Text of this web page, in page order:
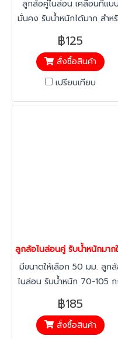
ลูกล้อคู่ไนล่อน เคลื่อนที่แบบ
มั่นคง รับน้ำหนักได้มาก สำห
งานเฟอร์นิเจอร์ ล้อโต๊ะ ล้อตู้
ล้อเตียง ที่จำกัดความสูง เข็น
ลื่นบนพรม ติดตั้งเบรกไม่ให้
เคลื่อนที่ได้
฿125
สั่งซื้อสินค้า
เปรียบเทียบ
ลูกล้อไนล่อนคู่ รับน้ำหนักมา
มีขนาดให้เลือก 50 มม. ลูก
ไนล่อน รับน้ำหนัก 70-105 ก
ลูกล้อขนาดเล็กแต่รับน้ำหนักได้
มากและหมุนคล่องตัว
฿185
สั่งซื้อสินค้า